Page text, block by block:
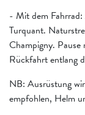
- Mit dem
Turquant.
Champigny. Pause
Rückfahrt entlang
NB: Ausrüstung
empfohlen, Helm